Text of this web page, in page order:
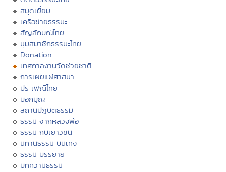
สมุดเยี่ยม
เครือข่ายธรรมะ
สัญลักษณ์ไทย
มุมสมาชิกธรรมะไทย
Donation
เทศกาลงานวัดช่วยชาติ
การเผยแผ่ศาสนา
ประเพณีไทย
บอกบุญ
สถานปฏิบัติธรรม
ธรรมะจากหลวงพ่อ
ธรรมะกับเยาวชน
นิทานธรรมะบันเทิง
ธรรมะบรรยาย
บทความธรรมะ